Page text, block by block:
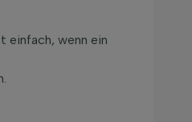
einfach, wenn ein